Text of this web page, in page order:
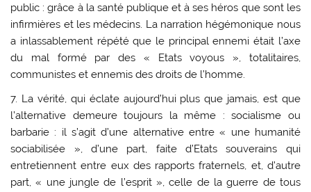
public : grâce à la santé publique et à ses héros que sont les
infirmières et les médecins. La narration hégémonique nous
a inlassablement répété que le principal ennemi était l’axe
du mal formé par des « Etats voyous », totalitaires,
communistes et ennemis des droits de l’homme.
7. La vérité, qui éclate aujourd’hui plus que jamais, est que
l’alternative demeure toujours la même : socialisme ou
barbarie : il s’agit d’une alternative entre « une humanité
sociabilisée », d’une part, faite d’Etats souverains qui
entretiennent entre eux des rapports fraternels, et, d’autre
part, « une jungle de l’esprit », celle de la guerre de tous